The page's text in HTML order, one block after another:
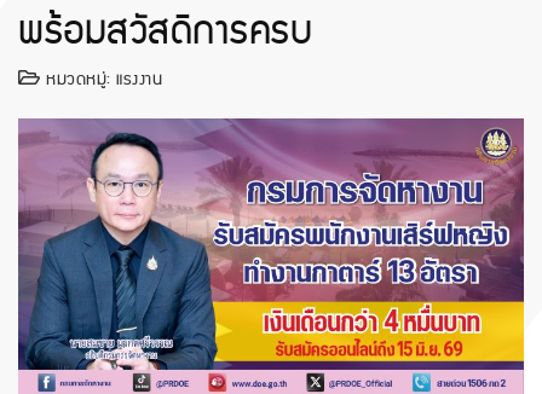
พร้อมสวัสดิการครบ
หมวดหมู่: แรงงาน